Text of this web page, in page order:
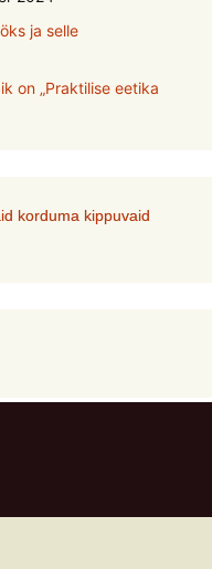
ja selle
on „Praktilise eetika
korduma kippuvaid